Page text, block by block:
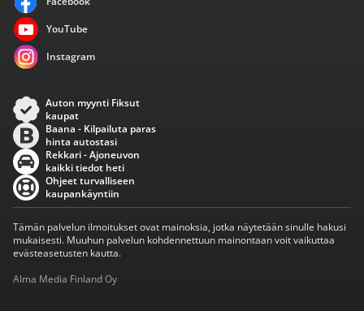
YouTube
Instagram
Auton myynti Fiksut
kaupat
Baana - Kilpailuta paras
hinta autostasi
Rekkari - Ajoneuvon
kaikki tiedot heti
Ohjeet turvalliseen
kaupankäyntiin
Tämän palvelun ilmoitukset ovat mainoksia, jotka näytetään sinulle hakusi
mukaisesti. Muuhun palvelun kohdennettuun mainontaan voit vaikuttaa
evästeasetusten kautta.
Alma Media Finland Oy